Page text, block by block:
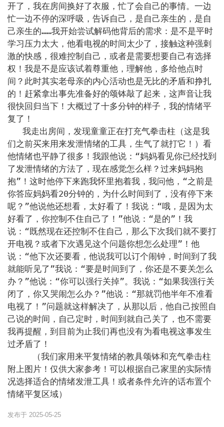
开了，我在房间换好了衣服，忙了会自己的事情。一边
忙一边不停的深呼吸，告诉自己，是自己亲生的，是自
己亲生的……我开始尝试解码他背后的需求：是不是平时
学习压力太大，他看电视的时间太少了，接触这种强刺
激的快感，很难控制自己，或者是需要想要自己有选择
权！我是不是应该试着尊重他，理解他，多给他点时
间？此时其实老母亲的内心活动也是无比的矛盾和挣扎
的！赶紧拿出事先准备好的颂钵敲了起来，这声音让我
很快回归当下！大概过了十多分钟的样子，我的情绪平
复了！
们之前买来用来发泄情绪的工具，生气了就打它！）看
他情绪也平静了很多！我跟他说：“妈妈看见你已经找到
了发泄情绪的方法了，现在感觉怎么样？过来妈妈抱
抱”！这时他停下来跑我怀里抱着我，我问他，“之前是
你答应妈妈看20分钟的，为什么时间到了，没有停下来
呢？”他说他还想看，太好看了！我说：“哦，是因为太
好看了，你控制不住自己了！”他说：“是的”！我
说：“既然现在还控制不住自己，那么下次我们就不要打
开电视？或者下次遇见这个问题你想怎么处理”！他
说：“他下次还要看，他说我可以订个闹钟，时间到了我
就能听见了”我说：“要是时间到了，你还是不要关怎么
办？”他说：“你可以强行关掉”。我说：“如果我强行关
闭了，你又哭闹怎么办？”他说：“那就罚他半年不准看
电视了！”问题就这样解决了，从那以后，他自己按照自
己说的时间，自己定时，时间到就自己关了，也不需要
我再提醒，到目前为止我们再也没有为看电视这事发生
过矛盾了！
附上图片！仅供大家参考！可以根据自己家里的实际情
况选择适合的情绪发泄工具！或者条件允许的话布置个
发布于 2025-05-25